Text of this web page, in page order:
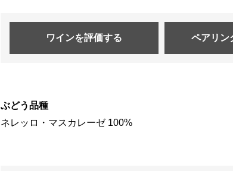
ワインを評価する ペアリン
ぶどう品種
ネレッロ・マスカレーゼ 100%